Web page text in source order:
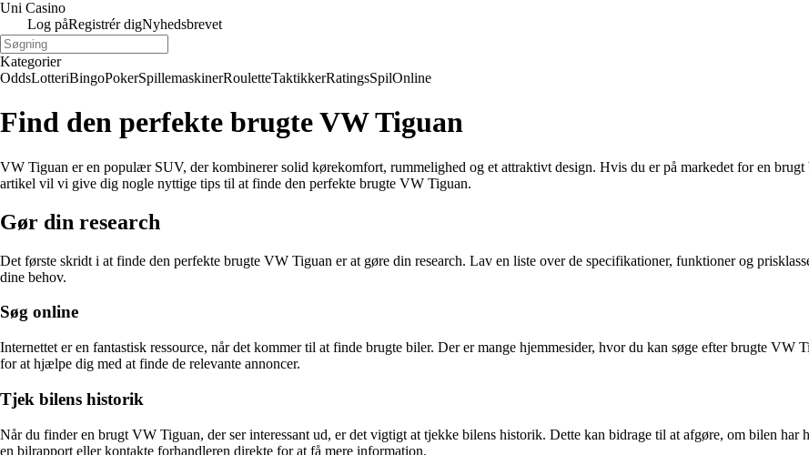
Uni Casino
Log påRegistrér digNyhedsbrevet
Kategorier
OddsLotteriBingoPokerSpillemaskinerRouletteTaktikkerRatingsSpilOnline
Find den perfekte brugte VW Tiguan
VW Tiguan er en populær SUV, der kombinerer solid kørekomfort, rummelighed og et attraktivt design. Hvis du er på markedet for en
artikel vil vi give dig nogle nyttige tips til at finde den perfekte brugte VW Tiguan.
Gør din research
Det første skridt i at finde den perfekte brugte VW Tiguan er at gøre din research. Lav en liste over de specifikationer, funktioner og
dine behov.
Søg online
Internettet er en fantastisk ressource, når det kommer til at finde brugte biler. Der er mange hjemmesider, hvor du kan søge efter brugte VW
for at hjælpe dig med at finde de relevante annoncer.
Tjek bilens historik
Når du finder en brugt VW Tiguan, der ser interessant ud, er det vigtigt at tjekke bilens historik. Dette kan bidrage til at afgøre, om bilen
en bilrapport eller kontakte forhandleren direkte for at få mere information.